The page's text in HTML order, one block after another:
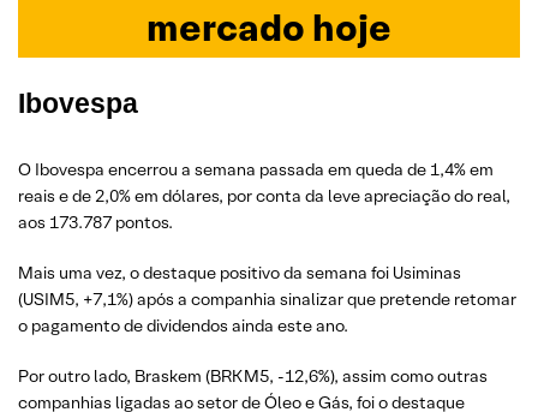
mercado hoje
Ibovespa
O Ibovespa encerrou a semana passada em queda de 1,4% em
reais e de 2,0% em dólares, por conta da leve apreciação do real,
aos 173.787 pontos.
Mais uma vez, o destaque positivo da semana foi Usiminas
(USIM5, +7,1%) após a companhia sinalizar que pretende retomar
o pagamento de dividendos ainda este ano.
Por outro lado, Braskem (BRKM5, -12,6%), assim como outras
companhias ligadas ao setor de Óleo e Gás, foi o destaque